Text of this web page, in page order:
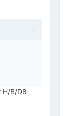
H/B/D8